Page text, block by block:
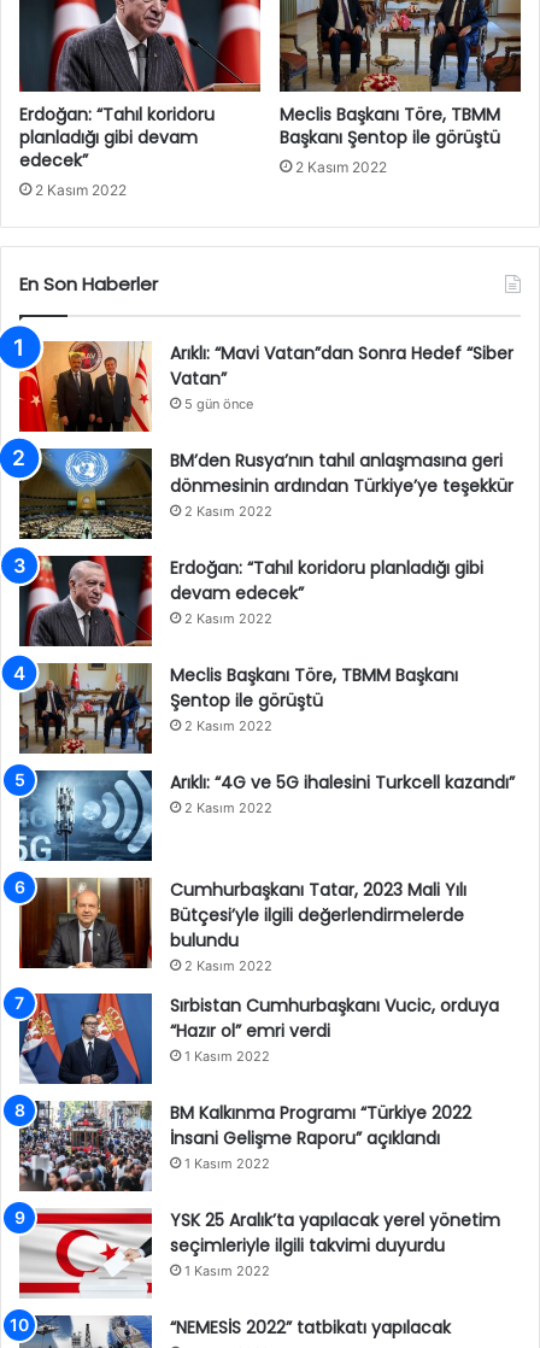
Erdoğan: “Tahıl koridoru
planladığı gibi devam
edecek”
2 Kasım 2022
Meclis Başkanı Töre, TBMM
Başkanı Şentop ile görüştü
2 Kasım 2022
En Son Haberler
Arıklı: “Mavi Vatan”dan Sonra Hedef “Siber
Vatan”
5 gün önce
BM’den Rusya’nın tahıl anlaşmasına geri
dönmesinin ardından Türkiye’ye teşekkür
2 Kasım 2022
Erdoğan: “Tahıl koridoru planladığı gibi
devam edecek”
2 Kasım 2022
Meclis Başkanı Töre, TBMM Başkanı
Şentop ile görüştü
2 Kasım 2022
Arıklı: “4G ve 5G ihalesini Turkcell kazandı”
2 Kasım 2022
Cumhurbaşkanı Tatar, 2023 Mali Yılı
Bütçesi’yle ilgili değerlendirmelerde
bulundu
2 Kasım 2022
Sırbistan Cumhurbaşkanı Vucic, orduya
“Hazır ol” emri verdi
1 Kasım 2022
BM Kalkınma Programı “Türkiye 2022
İnsani Gelişme Raporu” açıklandı
1 Kasım 2022
YSK 25 Aralık’ta yapılacak yerel yönetim
seçimleriyle ilgili takvimi duyurdu
1 Kasım 2022
“NEMESİS 2022” tatbikatı yapılacak